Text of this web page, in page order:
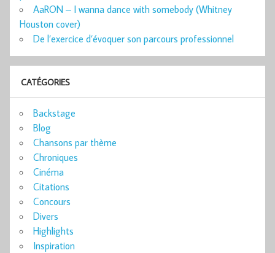
AaRON – I wanna dance with somebody (Whitney
Houston cover)
De l’exercice d’évoquer son parcours professionnel
CATÉGORIES
Backstage
Blog
Chansons par thème
Chroniques
Cinéma
Citations
Concours
Divers
Highlights
Inspiration